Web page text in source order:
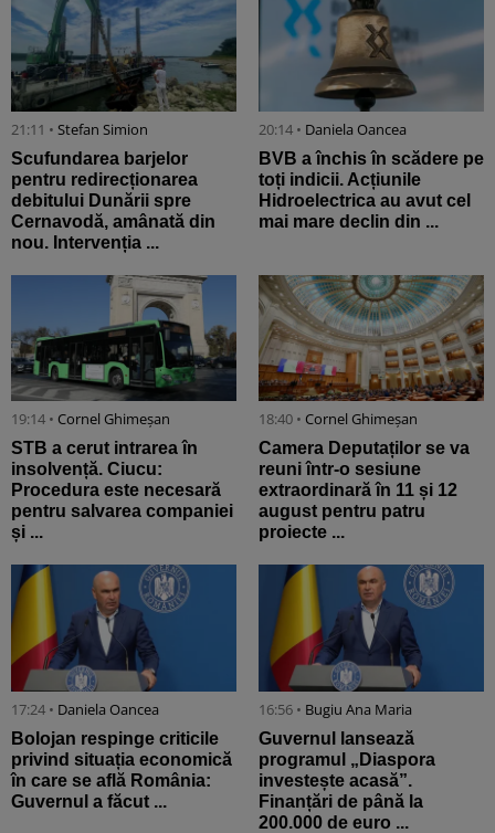
21:11 • Stefan Simion
Scufundarea barjelor
pentru redirecționarea
debitului Dunării spre
Cernavodă, amânată din
nou. Intervenția ...
20:14 • Daniela Oancea
BVB a închis în scădere pe
toți indicii. Acțiunile
Hidroelectrica au avut cel
mai mare declin din ...
19:14 • Cornel Ghimeșan
STB a cerut intrarea în
insolvență. Ciucu:
Procedura este necesară
pentru salvarea companiei
și ...
18:40 • Cornel Ghimeșan
Camera Deputaților se va
reuni într-o sesiune
extraordinară în 11 și 12
august pentru patru
proiecte ...
17:24 • Daniela Oancea
Bolojan respinge criticile
privind situația economică
în care se află România:
Guvernul a făcut ...
16:56 • Bugiu ⁠Ana Maria
Guvernul lansează
programul „Diaspora
investește acasă”.
Finanțări de până la
200.000 de euro ...